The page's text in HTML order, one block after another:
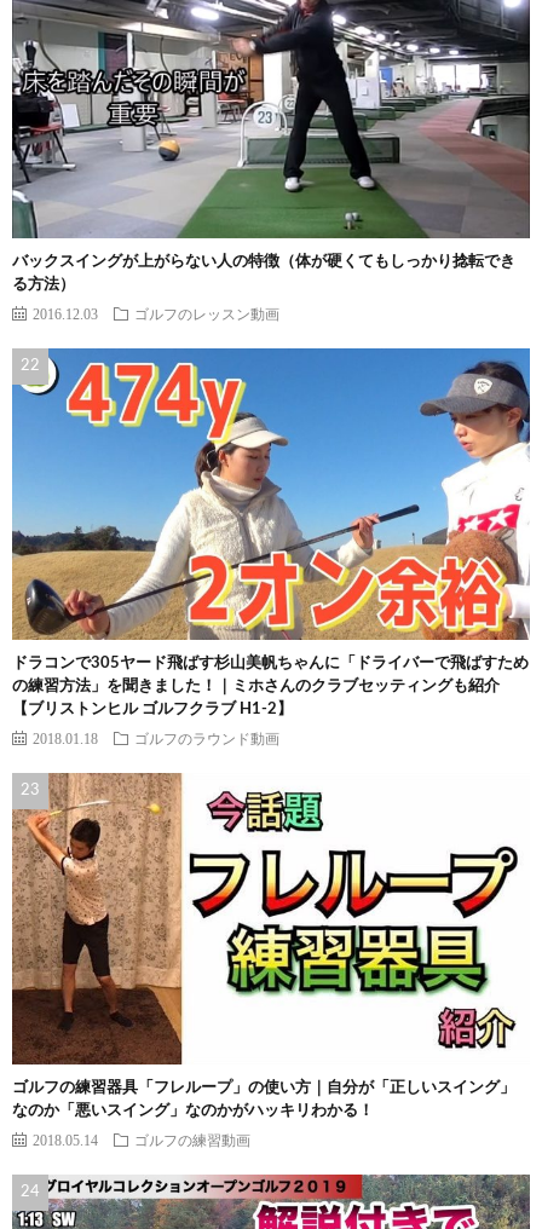
バックスイングが上がらない人の特徴（体が硬くてもしっかり捻転でき
る方法）
2016.12.03 ゴルフのレッスン動画
ドラコンで305ヤード飛ばす杉山美帆ちゃんに「ドライバーで飛ばすため
の練習方法」を聞きました！｜ミホさんのクラブセッティングも紹介
【ブリストンヒル ゴルフクラブ H1-2】
2018.01.18 ゴルフのラウンド動画
ゴルフの練習器具「フレループ」の使い方｜自分が「正しいスイング」
なのか「悪いスイング」なのかがハッキリわかる！
2018.05.14 ゴルフの練習動画